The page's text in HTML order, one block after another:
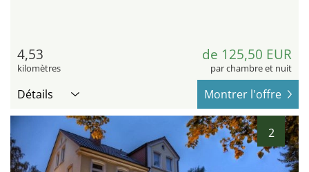
4,53
kilomètres
de 125,50 EUR
par chambre et nuit
Détails Montrer l'offre
2